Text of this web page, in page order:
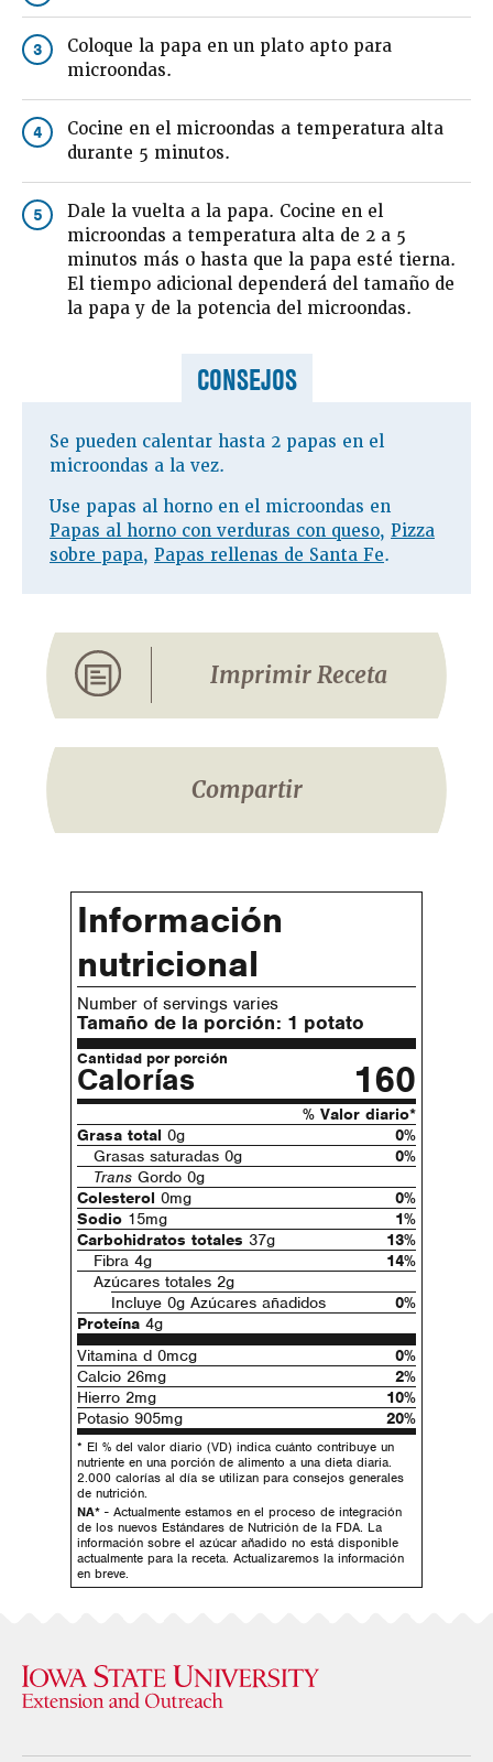
3
Coloque la papa en un plato apto para
microondas.
4
Cocine en el microondas a temperatura alta
durante 5 minutos.
5
Dale la vuelta a la papa. Cocine en el
microondas a temperatura alta de 2 a 5
minutos más o hasta que la papa esté tierna.
El tiempo adicional dependerá del tamaño de
la papa y de la potencia del microondas.
CONSEJOS
Se pueden calentar hasta 2 papas en el
microondas a la vez.
Use papas al horno en el microondas en
Papas al horno con verduras con queso, Pizza
sobre papa, Papas rellenas de Santa Fe.
Imprimir Receta
Compartir
Información
nutricional
Number of servings varies
Tamaño de la porción: 1 potato
Cantidad por porción
Calorías 160
% Valor diario*
Grasa total 0g
0%
Grasas saturadas 0g
0%
Trans Gordo 0g
Colesterol 0mg
0%
Sodio 15mg
1%
Carbohidratos totales 37g
13%
Fibra 4g
14%
Azúcares totales 2g
Incluye 0g Azúcares añadidos
0%
Proteína 4g
Vitamina d 0mcg
0%
Calcio 26mg
2%
Hierro 2mg
10%
Potasio 905mg
20%
* El % del valor diario (VD) indica cuánto contribuye un
nutriente en una porción de alimento a una dieta diaria.
2.000 calorías al día se utilizan para consejos generales
de nutrición.
NA* - Actualmente estamos en el proceso de integración
de los nuevos Estándares de Nutrición de la FDA. La
información sobre el azúcar añadido no está disponible
actualmente para la receta. Actualizaremos la información
en breve.